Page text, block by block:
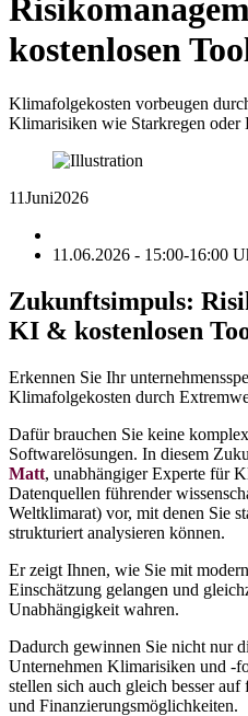
kostenlosen
Klimafolgekosten vorbeugen
Klimarisiken wie Starkregen oder
11Juni2026
11.06.2026 - 15:00-16:00
Zukunftsimpuls:
KI & kostenlosen
Erkennen Sie Ihr
Klimafolgekosten durch
Dafür brauchen Sie keine
Softwarelösungen. In diesem
Matt, unabhängiger Experte für
Datenquellen führender
Weltklimarat) vor, mit denen Sie
strukturiert analysieren können.
Er zeigt Ihnen, wie Sie mit
Einschätzung gelangen und
Unabhängigkeit wahren.
Dadurch gewinnen Sie nicht nur
Unternehmen Klimarisiken und -
stellen sich auch gleich besser
und Finanzierungsmöglichkeiten.